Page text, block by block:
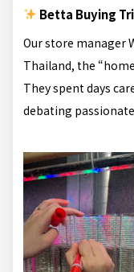
Betta Buying
Our store manager
Thailand, the
They spent days
debating